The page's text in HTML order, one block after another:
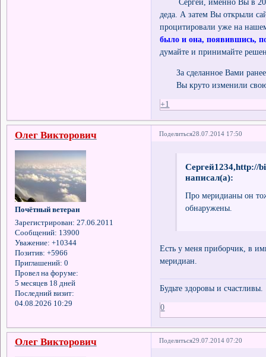
Сергей, именно Вы в
деда. А затем Вы открыли
процитировали уже на
было и она, появившись,
думайте и принимайте
За сделанное Вами ранее
Вы круто изменили свою
+1
Поделиться28.07.2014 17:50
Олег Викторович
Почётный ветеран
Зарегистрирован: 27.06.2011
Сообщений: 13900
Уважение: +10344
Позитив: +5966
Приглашений: 0
Провел на форуме:
5 месяцев 18 дней
Последний визит:
04.08.2026 10:29
Сергей1234,http://
написал(а):
Про меридианы он
обнаружены.
Есть у меня приборчик, в
меридиан.
Будьте здоровы и счастливы.
0
Поделиться29.07.2014 07:20
Олег Викторович